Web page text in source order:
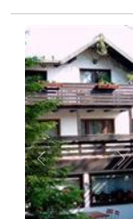
Zurück